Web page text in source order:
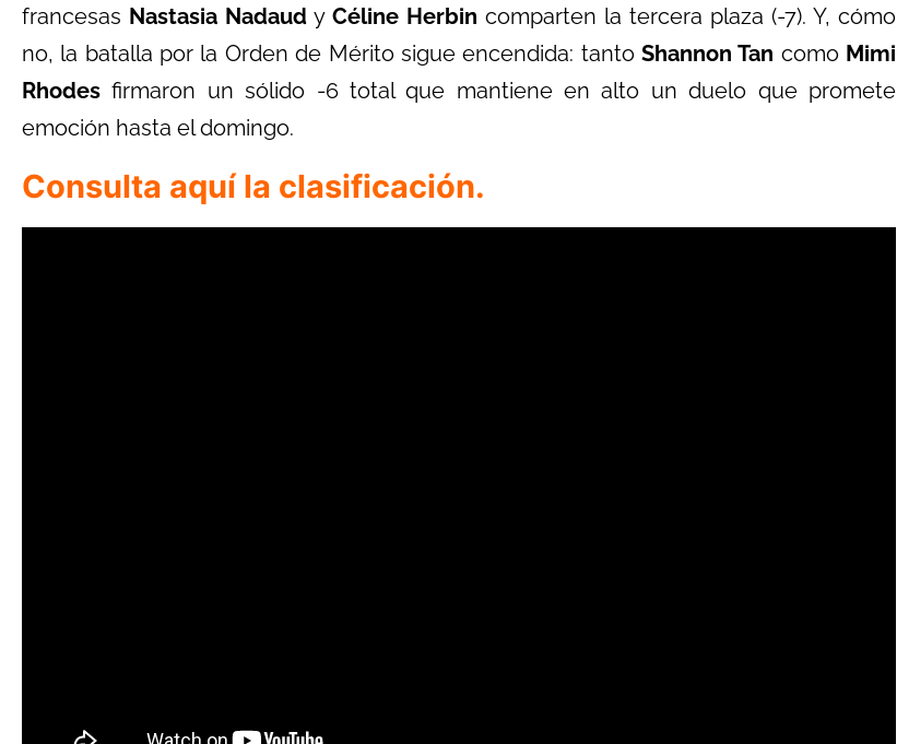
francesas Nastasia Nadaud y Céline Herbin comparten la tercera plaza (-7). Y, cómo
no, la batalla por la Orden de Mérito sigue encendida: tanto Shannon Tan como Mimi
Rhodes firmaron un sólido -6 total que mantiene en alto un duelo que promete
emoción hasta el domingo.
Consulta aquí la clasificación.